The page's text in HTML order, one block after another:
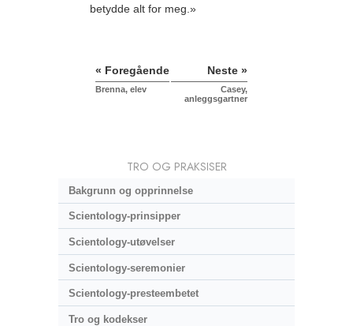
betydde alt for meg.»
« Foregående
Brenna, elev
Neste »
Casey,
anleggsgartner
TRO OG PRAKSISER
Bakgrunn og opprinnelse
Scientology-prinsipper
Scientology-utøvelser
Scientology-seremonier
Scientology-presteembetet
Tro og kodekser